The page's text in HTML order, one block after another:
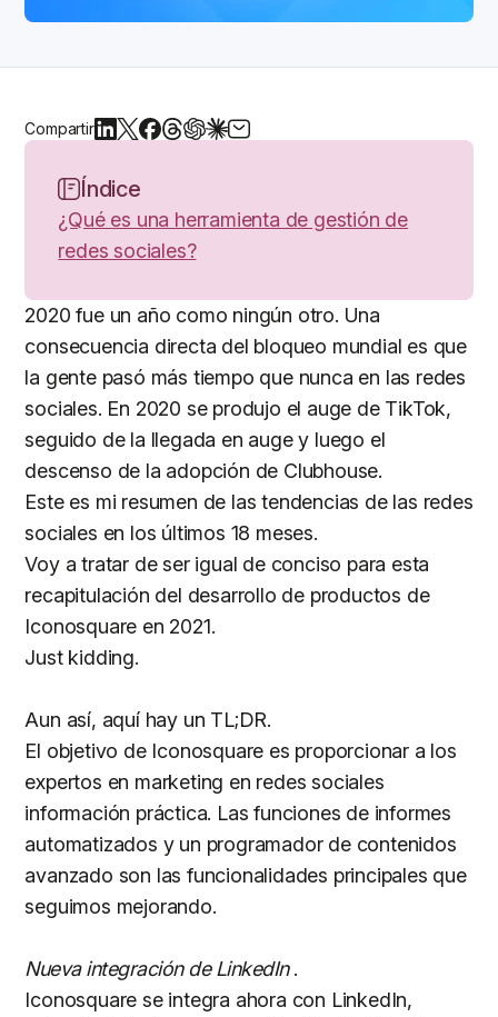
Compartir
Índice
¿Qué es una herramienta de gestión de
redes sociales?
2020 fue un año como ningún otro. Una
consecuencia directa del bloqueo mundial es que
la gente pasó más tiempo que nunca en las redes
sociales. En 2020 se produjo el auge de TikTok,
seguido de la llegada en auge y luego el
descenso de la adopción de Clubhouse.
Este es mi resumen de las tendencias de las redes
sociales en los últimos 18 meses.
Voy a tratar de ser igual de conciso para esta
recapitulación del desarrollo de productos de
Iconosquare en 2021.
Just kidding.
Aun así, aquí hay un TL;DR.
El objetivo de Iconosquare es proporcionar a los
expertos en marketing en redes sociales
información práctica. Las funciones de informes
automatizados y un programador de contenidos
avanzado son las funcionalidades principales que
seguimos mejorando.
Nueva integración de LinkedIn.
Iconosquare se integra ahora con LinkedIn,